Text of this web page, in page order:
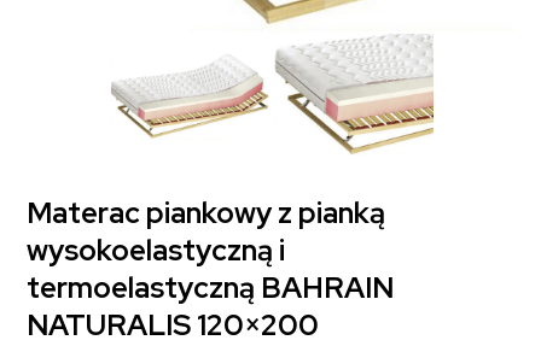
Materac piankowy z pianką
wysokoelastyczną i
termoelastyczną BAHRAIN
NATURALIS 120×200